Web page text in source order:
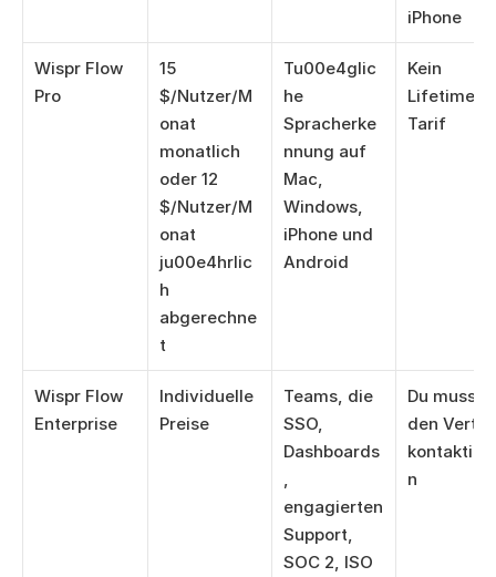
iPhone
Wispr Flow
Pro
15
$/Nutzer/M
onat
monatlich
oder 12
$/Nutzer/M
onat
ju00e4hrlic
h
abgerechne
t
Tu00e4glic
he
Spracherke
nnung auf
Mac,
Windows,
iPhone und
Android
Kein
Lifetime-
Tarif
Wispr Flow
Enterprise
Individuelle
Preise
Teams, die
SSO,
Dashboards
,
engagierten
Support,
SOC 2, ISO
Du musst
den
n